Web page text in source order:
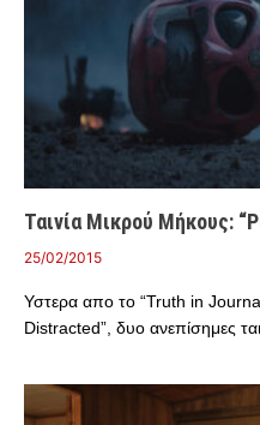
Ταινία Μικρού Μήκους:
25/02/2015
Υστερα απο το “Truth in
Distracted”, δυο ανεπίσημες